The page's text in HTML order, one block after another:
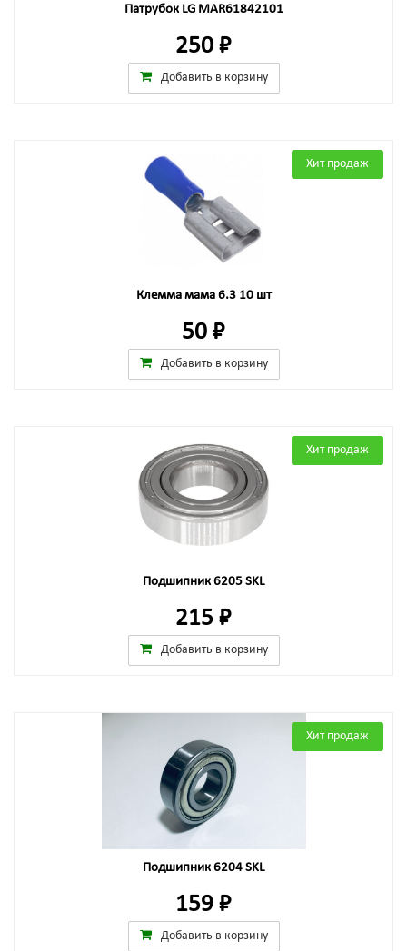
Патрубок LG MAR61842101
250 ₽
Добавить в корзину
Хит продаж
Клемма мама 6.3 10 шт
50 ₽
Добавить в корзину
Хит продаж
Подшипник 6205 SKL
215 ₽
Добавить в корзину
Хит продаж
Подшипник 6204 SKL
159 ₽
Добавить в корзину